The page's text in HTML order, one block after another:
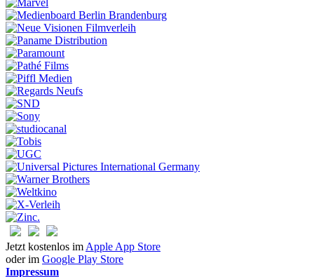
Jetzt kostenlos im Apple App Store
oder im Google Play Store
Impressum